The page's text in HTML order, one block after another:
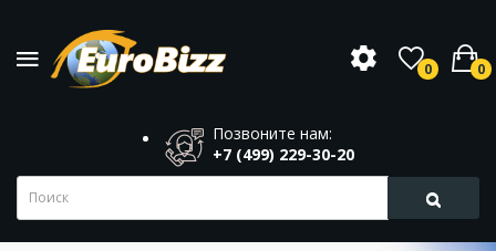
0 0
Позвоните нам:
+7 (499) 229-30-20